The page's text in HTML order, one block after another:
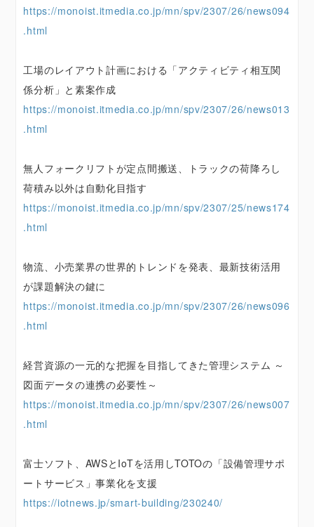
https://monoist.itmedia.co.jp/mn/spv/2307/26/news094
.html
工場のレイアウト計画における「アクティビティ相互関
係分析」と素案作成
https://monoist.itmedia.co.jp/mn/spv/2307/26/news013
.html
無人フォークリフトが定点間搬送、トラックの荷降ろし
荷積み以外は自動化目指す
https://monoist.itmedia.co.jp/mn/spv/2307/25/news174
.html
物流、小売業界の世界的トレンドを発表、最新技術活用
が課題解決の鍵に
https://monoist.itmedia.co.jp/mn/spv/2307/26/news096
.html
経営資源の一元的な把握を目指してきた管理システム ～
図面データの連携の必要性～
https://monoist.itmedia.co.jp/mn/spv/2307/26/news007
.html
富士ソフト、AWSとIoTを活用しTOTOの「設備管理サポ
ートサービス」事業化を支援
https://iotnews.jp/smart-building/230240/